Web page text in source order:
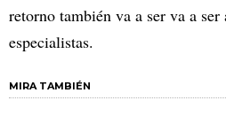
retorno también va a ser va a
especialistas.
MIRA TAMBIÉN